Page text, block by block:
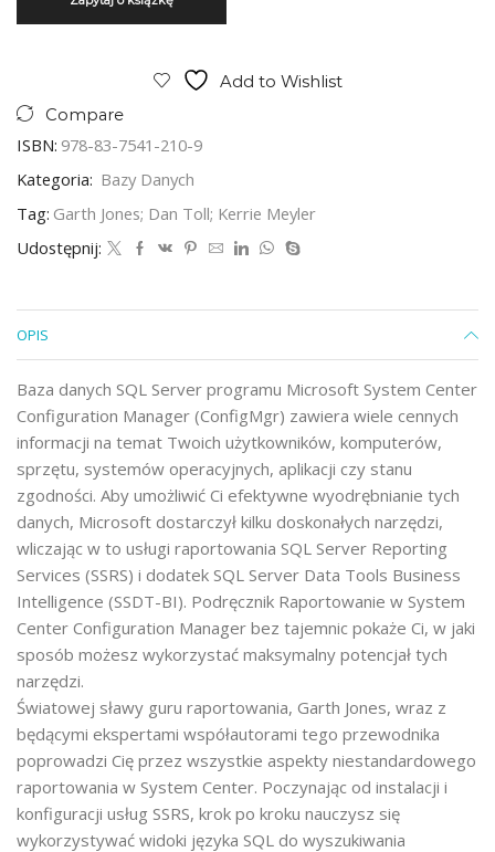
Add to Wishlist
Compare
ISBN: 978-83-7541-210-9
Kategoria: Bazy Danych
Tag: Garth Jones; Dan Toll; Kerrie Meyler
Udostępnij:
OPIS
Baza danych SQL Server programu Microsoft System Center
Configuration Manager (ConfigMgr) zawiera wiele cennych
informacji na temat Twoich użytkowników, komputerów,
sprzętu, systemów operacyjnych, aplikacji czy stanu
zgodności. Aby umożliwić Ci efektywne wyodrębnianie tych
danych, Microsoft dostarczył kilku doskonałych narzędzi,
wliczając w to usługi raportowania SQL Server Reporting
Services (SSRS) i dodatek SQL Server Data Tools Business
Intelligence (SSDT-BI). Podręcznik Raportowanie w System
Center Configuration Manager bez tajemnic pokaże Ci, w jaki
sposób możesz wykorzystać maksymalny potencjał tych
narzędzi.
Światowej sławy guru raportowania, Garth Jones, wraz z
będącymi ekspertami współautorami tego przewodnika
poprowadzi Cię przez wszystkie aspekty niestandardowego
raportowania w System Center. Poczynając od instalacji i
konfiguracji usług SSRS, krok po kroku nauczysz się
wykorzystywać widoki języka SQL do wyszukiwania